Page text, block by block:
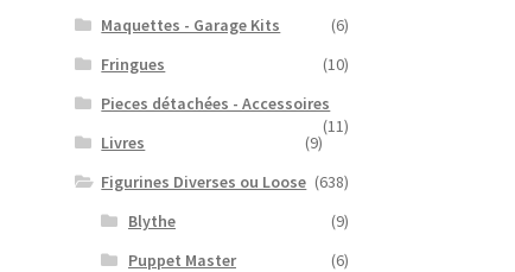
Maquettes - Garage Kits
(6)
Fringues
(10)
Pieces détachées - Accessoires
(11)
Livres
(9)
Figurines Diverses ou Loose (638)
Blythe
(9)
Puppet Master
(6)